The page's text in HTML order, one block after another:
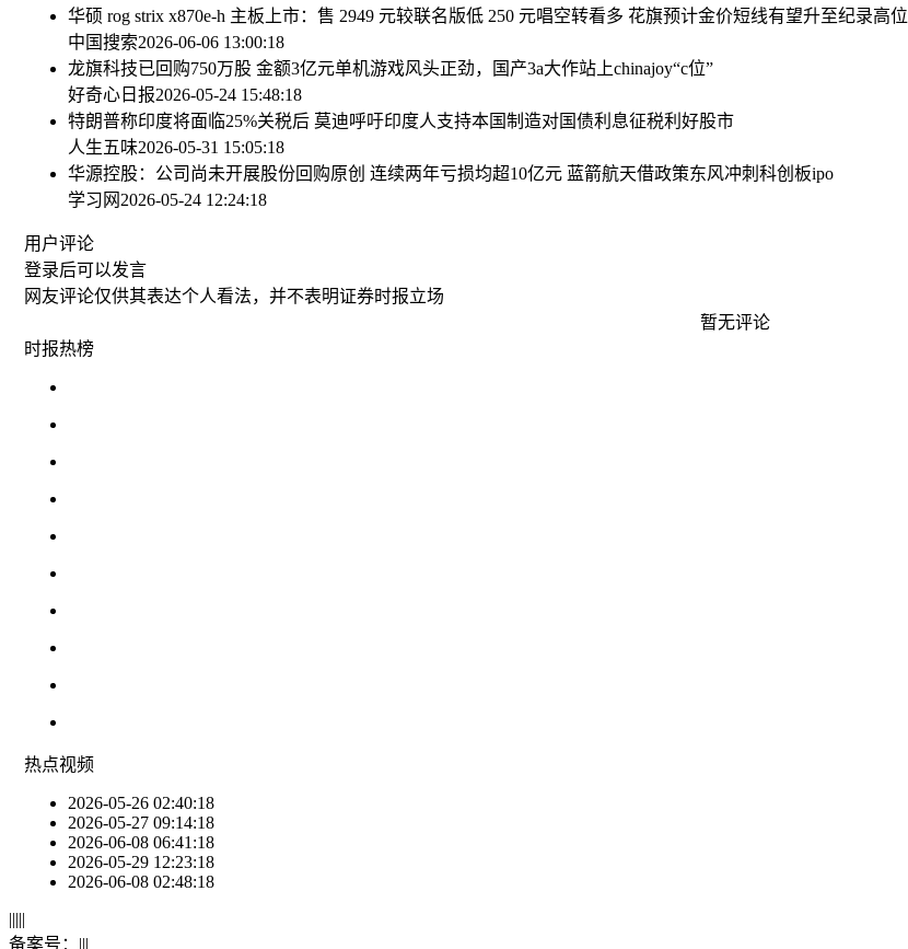
华硕 rog strix x870e-h 主板上市：售 2949 元较联名版低 250 元唱空转看多 花旗预计金价短线有望升至纪录高位
中国搜索2026-06-06 13:00:18
龙旗科技已回购750万股 金额3亿元单机游戏风头正劲，国产3a大作站上chinajoy“c位”
好奇心日报2026-05-24 15:48:18
特朗普称印度将面临25%关税后 莫迪呼吁印度人支持本国制造对国债利息征税利好股市
人生五味2026-05-31 15:05:18
华源控股：公司尚未开展股份回购原创 连续两年亏损均超10亿元 蓝箭航天借政策东风冲刺科创板ipo
学习网 2026-05-24 12:24:18
用户评论
登录后可以发言
网友评论仅供其表达个人看法，并不表明证券时报立场
暂无评论
时报热榜
热点视频
2026-05-26 02:40:18
2026-05-27 09:14:18
2026-06-08 06:41:18
2026-05-29 12:23:18
2026-06-08 02:48:18
|||||
备案号： |||